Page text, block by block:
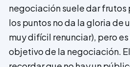
negociación suele dar frutos
los puntos no da la gloria de
muy difícil renunciar), pero
objetivo de la negociación.